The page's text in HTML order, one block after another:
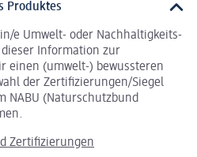
Produktes
e Umwelt- oder Nachhaltigkeits-
Information zur
einen (umwelt-) bewussteren
der Zertifizierungen/Siegel
NABU (Naturschutzbund
Zertifizierungen